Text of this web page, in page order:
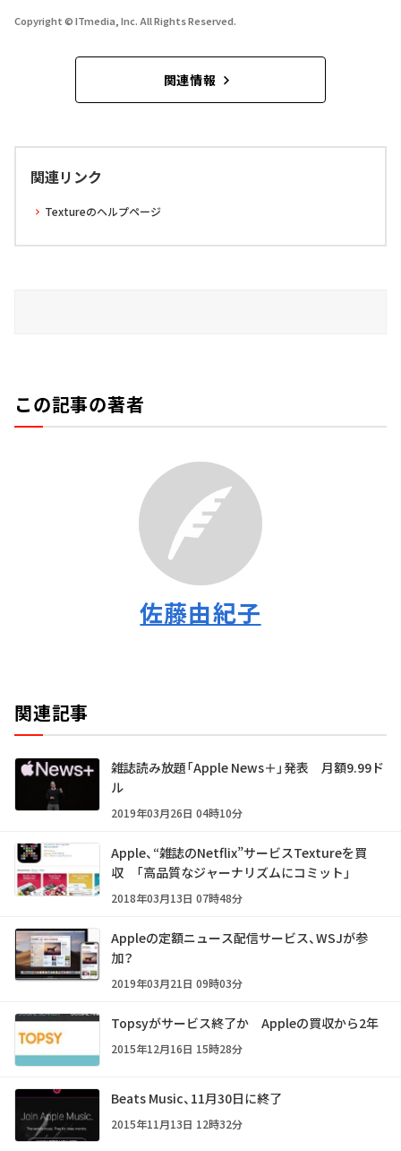
Copyright © ITmedia, Inc. All Rights Reserved.
関連情報
関連リンク
Textureのヘルプページ
この記事の著者
佐藤由紀子
関連記事
雑誌読み放題「Apple News＋」発表 月額9.99ド
ル
2019年03月26日 04時10分
Apple、“雑誌のNetflix”サービスTextureを買
収 「高品質なジャーナリズムにコミット」
2018年03月13日 07時48分
Appleの定額ニュース配信サービス、WSJが参
加？
2019年03月21日 09時03分
Topsyがサービス終了か Appleの買収から2年
2015年12月16日 15時28分
Beats Music、11月30日に終了
2015年11月13日 12時32分